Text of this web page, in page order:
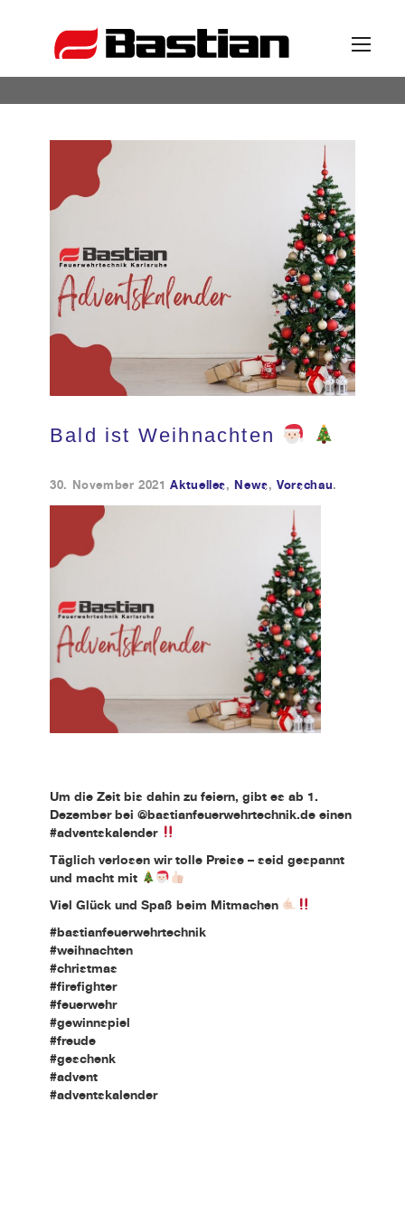
Unternehmen
Ansprechpartner
News
Katalog
Kundendienst
Kontakt
Bald ist Weihnachten
30. November 2021 Aktuelles, News,Vorschau.
Um die Zeit bis dahin zu feiern, gibt es ab 1.
Dezember bei @bastianfeuerwehrtechnik.de einen
#adventskalender
Täglich verlosen wir tolle Preise – seid gespannt
und macht mit
Viel Glück und Spaß beim Mitmachen
#bastianfeuerwehrtechnik
#weihnachten
#christmas
#firefighter
#feuerwehr
#gewinnspiel
#freude
#geschenk
#advent
#adventskalender